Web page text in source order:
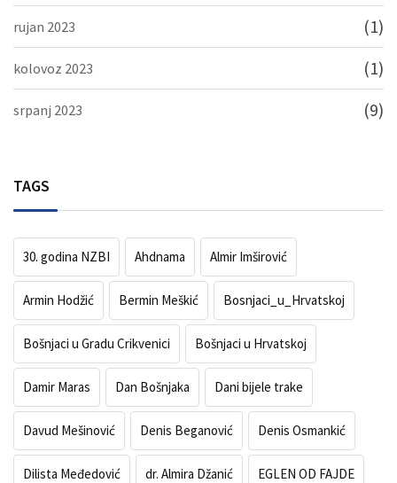
rujan 2023 (1)
kolovoz 2023 (1)
srpanj 2023 (9)
TAGS
30. godina NZBI Ahdnama Almir Imširović
Armin Hodžić Bermin Meškić Bosnjaci_u_Hrvatskoj
Bošnjaci u Gradu Crikvenici Bošnjaci u Hrvatskoj
Damir Maras Dan Bošnjaka Dani bijele trake
Davud Mešinović Denis Beganović Denis Osmankić
Dilista Međedović dr. Almira Džanić EGLEN OD FAJDE